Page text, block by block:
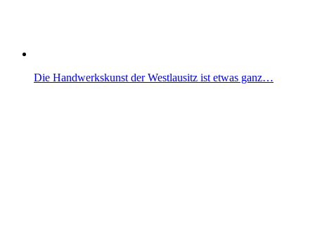
Die Handwerkskunst der Westlausitz ist etwas ganz…